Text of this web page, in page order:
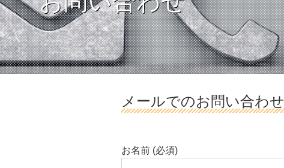
メールでのお問い合わせ
お名前 (必須)